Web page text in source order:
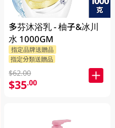
多芬沐浴乳 - 柚子&冰川
水 1000GM
指定品牌送贈品
指定分類送贈品
$62.00
$35.00